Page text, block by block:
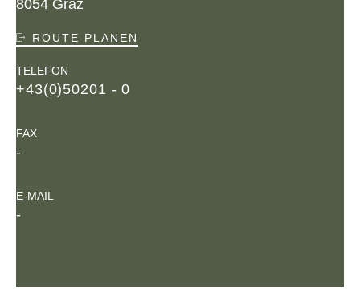
8054 Graz
ROUTE PLANEN
TELEFON
+43(0)50201 - 0
FAX
-
E-MAIL
-